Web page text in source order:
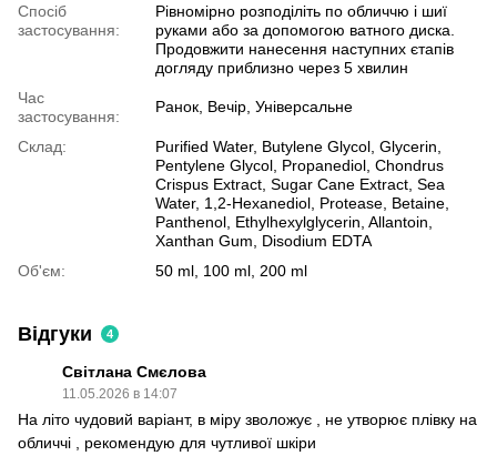
Спосіб
застосування:
Рівномірно розподіліть по обличчю і шиї
руками або за допомогою ватного диска.
Продовжити нанесення наступних єтапів
догляду приблизно через 5 хвилин
Час
застосування:
Ранок, Вечір, Універсальне
Склад:
Purified Water, Butylene Glycol, Glycerin,
Pentylene Glycol, Propanediol, Chondrus
Crispus Extract, Sugar Cane Extract, Sea
Water, 1,2-Hexanediol, Protease, Betaine,
Panthenol, Ethylhexylglycerin, Allantoin,
Xanthan Gum, Disodium EDTA
Об'єм:
50 ml, 100 ml, 200 ml
Відгуки 4
Світлана Смєлова
11.05.2026 в 14:07
На літо чудовий варіант, в міру зволожує , не утворює плівку на
обличчі , рекомендую для чутливої шкіри